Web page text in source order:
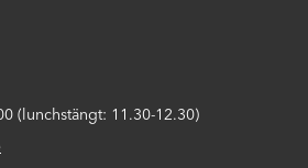
(lunchstängt: 11.30-12.30)